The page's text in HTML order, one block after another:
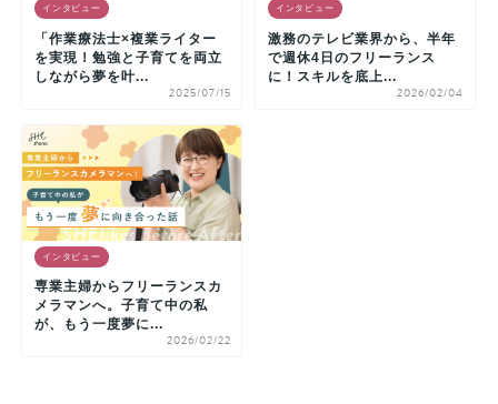
インタビュー
「作業療法士×複業ライター
を実現！勉強と子育てを両立
しながら夢を叶...
2025/07/15
インタビュー
激務のテレビ業界から、半年
で週休4日のフリーランス
に！スキルを底上...
2026/02/04
インタビュー
専業主婦からフリーランスカ
メラマンへ。子育て中の私
が、もう一度夢に...
2026/02/22